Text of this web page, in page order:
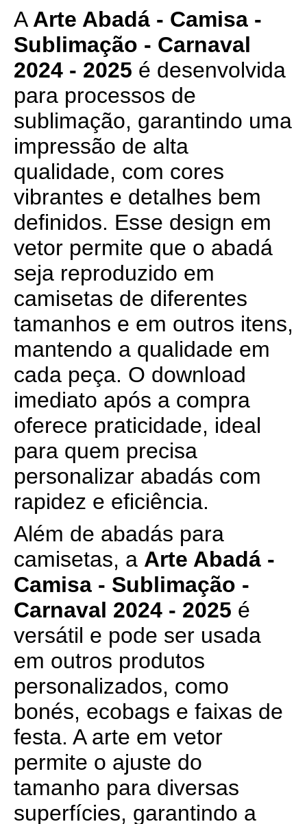
A Arte Abadá - Camisa -
Sublimação - Carnaval
2024 - 2025 é desenvolvida
para processos de
sublimação, garantindo uma
impressão de alta
qualidade, com cores
vibrantes e detalhes bem
definidos. Esse design em
vetor permite que o abadá
seja reproduzido em
camisetas de diferentes
tamanhos e em outros itens,
mantendo a qualidade em
cada peça. O download
imediato após a compra
oferece praticidade, ideal
para quem precisa
personalizar abadás com
rapidez e eficiência.
Além de abadás para
camisetas, a Arte Abadá -
Camisa - Sublimação -
Carnaval 2024 - 2025 é
versátil e pode ser usada
em outros produtos
personalizados, como
bonés, ecobags e faixas de
festa. A arte em vetor
permite o ajuste do
tamanho para diversas
superfícies, garantindo a